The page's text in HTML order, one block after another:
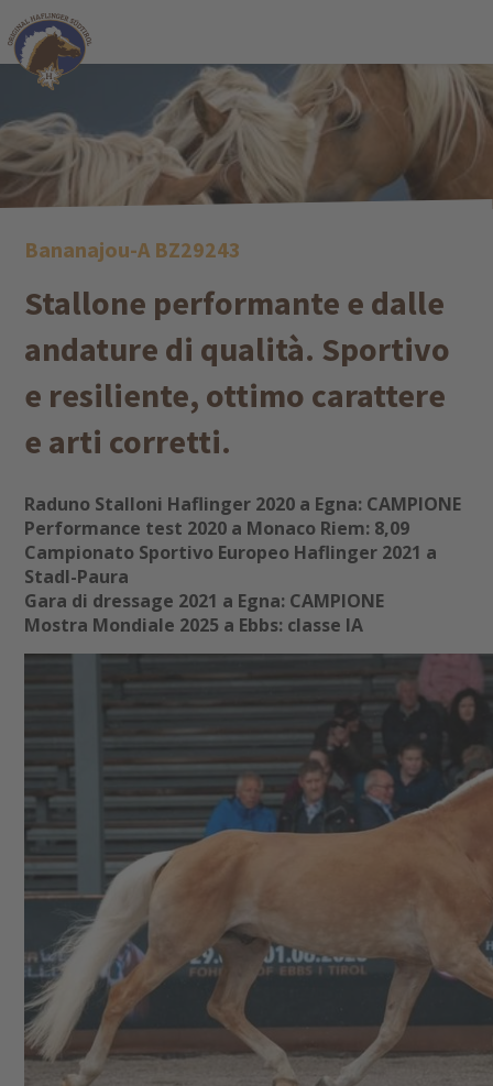
Bananajou-A BZ29243
Stallone performante e dalle
andature di qualità. Sportivo
e resiliente, ottimo carattere
e arti corretti.
Raduno Stalloni Haflinger 2020 a Egna: CAMPIONE
Performance test 2020 a Monaco Riem: 8,09
Campionato Sportivo Europeo Haflinger 2021 a
Stadl-Paura
Gara di dressage 2021 a Egna: CAMPIONE
Mostra Mondiale 2025 a Ebbs: classe IA